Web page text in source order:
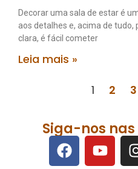
Decorar uma sala de estar é
aos detalhes e, acima de
clara, é fácil cometer
Leia mais »
1 2 3
Siga-nos